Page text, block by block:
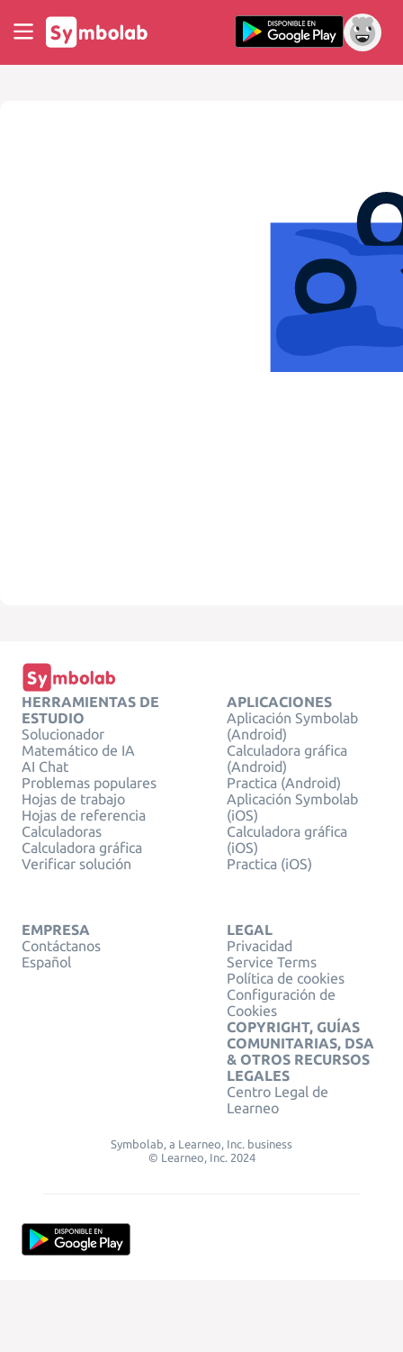
HERRAMIENTAS DE
ESTUDIO
Solucionador
Matemático de IA
AI Chat
Problemas populares
Hojas de trabajo
Hojas de referencia
Calculadoras
Calculadora gráfica
Verificar solución
APLICACIONES
Aplicación Symbolab
(Android)
Calculadora gráfica
(Android)
Practica (Android)
Aplicación Symbolab
(iOS)
Calculadora gráfica
(iOS)
Practica (iOS)
EMPRESA
Contáctanos
Español
LEGAL
Privacidad
Service Terms
Política de cookies
Configuración de
Cookies
COPYRIGHT, GUÍAS
COMUNITARIAS, DSA
& OTROS RECURSOS
LEGALES
Centro Legal de
Learneo
Symbolab, a Learneo, Inc. business
© Learneo, Inc. 2024